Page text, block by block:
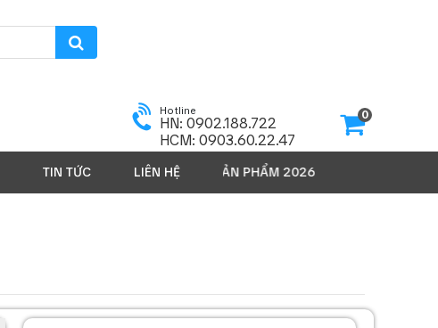
Hotline
HN: 0902.188.722
HCM: 0903.60.22.47
0
TIN TỨC LIÊN HỆ SẢN PHẨM 2026